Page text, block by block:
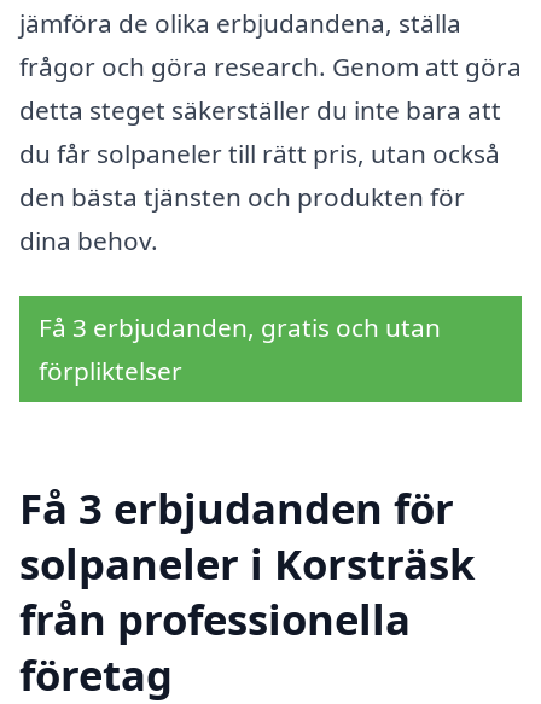
jämföra de olika erbjudandena, ställa
frågor och göra research. Genom att göra
detta steget säkerställer du inte bara att
du får solpaneler till rätt pris, utan också
den bästa tjänsten och produkten för
dina behov.
Få 3 erbjudanden, gratis och utan
förpliktelser
Få 3 erbjudanden för
solpaneler i Korsträsk
från professionella
företag